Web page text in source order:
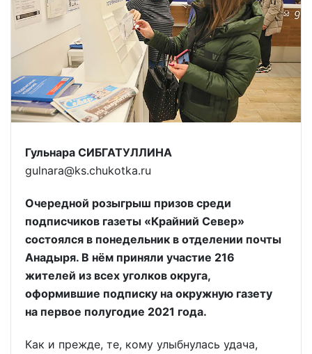
Гульнара СИБГАТУЛЛИНА
gulnara@ks.chukotka.ru
Очередной розыгрыш призов среди
подписчиков газеты «Крайний Север»
состоялся в понедельник в отделении почты
Анадыря. В нём приняли участие 216
жителей из всех уголков округа,
оформившие подписку на окружную газету
на первое полугодие 2021 года.
Как и прежде, те, кому улыбнулась удача,